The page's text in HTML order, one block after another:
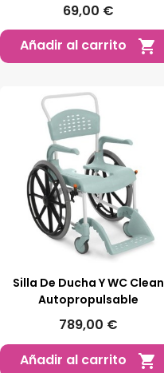
69,00 €
Añadir al carrito

Silla De Ducha Y WC Clean
Autopropulsable
789,00 €
Añadir al carrito
